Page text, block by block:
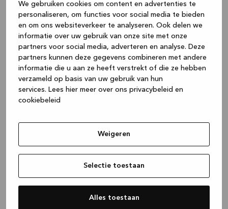
We gebruiken cookies om content en advertenties te
personaliseren, om functies voor social media te bieden
en om ons websiteverkeer te analyseren. Ook delen we
informatie over uw gebruik van onze site met onze
partners voor social media, adverteren en analyse. Deze
partners kunnen deze gegevens combineren met andere
informatie die u aan ze heeft verstrekt of die ze hebben
verzameld op basis van uw gebruik van hun
services. Lees hier meer over ons privacybeleid en
cookiebeleid
Weigeren
Selectie toestaan
Alles toestaan
(see the browser console for more
information).